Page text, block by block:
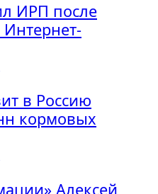
ИРП после
в Россию
кормовых
Алексей